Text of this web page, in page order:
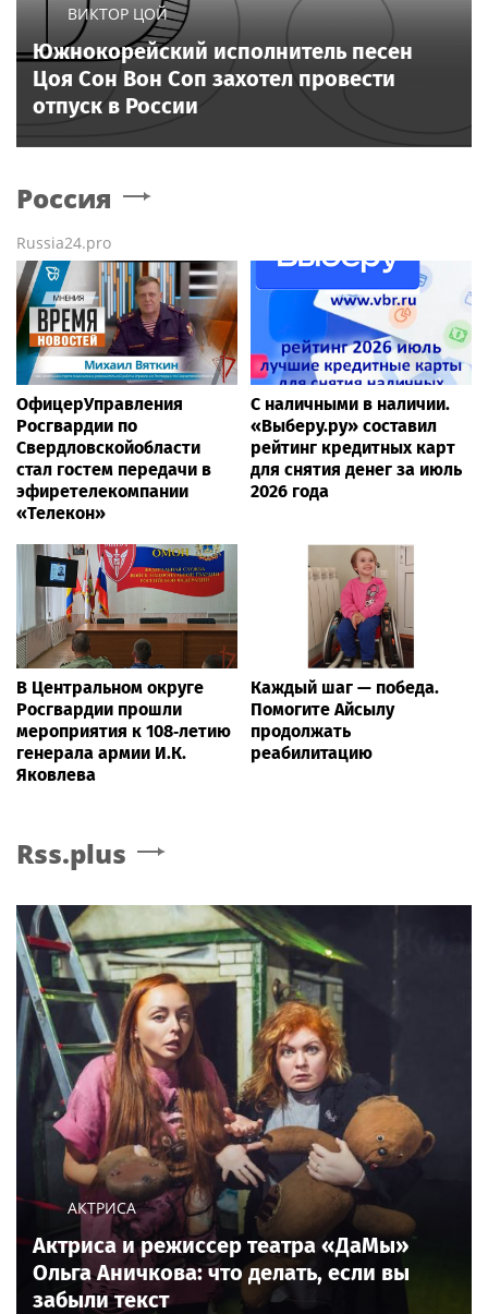
ВИКТОР ЦОЙ
Южнокорейский исполнитель песен
Цоя Сон Вон Соп захотел провести
отпуск в России
Россия
Russia24.pro
ОфицерУправления
Росгвардии по
Свердловскойобласти
стал гостем передачи в
эфиретелекомпании
«Телекон»
С наличными в наличии.
«Выберу.ру» составил
рейтинг кредитных карт
для снятия денег за июль
2026 года
В Центральном округе
Росгвардии прошли
мероприятия к 108‑летию
генерала армии И.К.
Яковлева
Каждый шаг — победа.
Помогите Айсылу
продолжать
реабилитацию
Rss.plus
АКТРИСА
Актриса и режиссер театра «ДаМы»
Ольга Аничкова: что делать, если вы
забыли текст